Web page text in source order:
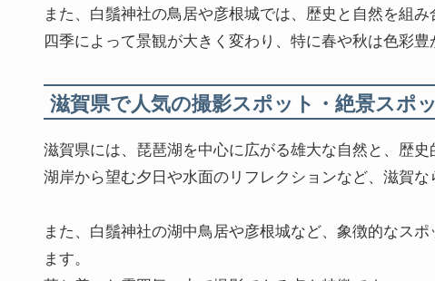
また、白鬚神社の鳥居や彦根城では、歴史と自然を組
四季によって景観が大きく変わり、特に春や秋は色彩豊
滋賀県で人気の撮影スポット・絶景スポ
滋賀県には、琵琶湖を中心に広がる雄大な自然と、歴
湖岸から望む夕日や水面のリフレクションなど、滋賀
また、白鬚神社の湖中鳥居や彦根城など、象徴的なス
ます。